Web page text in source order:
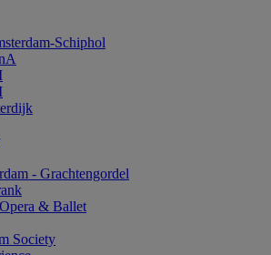
Schiphol
- Grachtengordel
& Ballet
Society